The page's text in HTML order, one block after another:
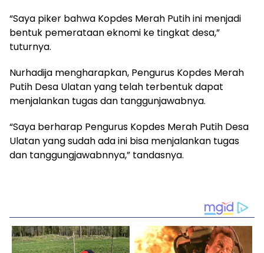
“Saya piker bahwa Kopdes Merah Putih ini menjadi
bentuk pemerataan eknomi ke tingkat desa,”
tuturnya.
Nurhadija mengharapkan, Pengurus Kopdes Merah
Putih Desa Ulatan yang telah terbentuk dapat
menjalankan tugas dan tanggunjawabnya.
“Saya berharap Pengurus Kopdes Merah Putih Desa
Ulatan yang sudah ada ini bisa menjalankan tugas
dan tanggungjawabnnya,” tandasnya.